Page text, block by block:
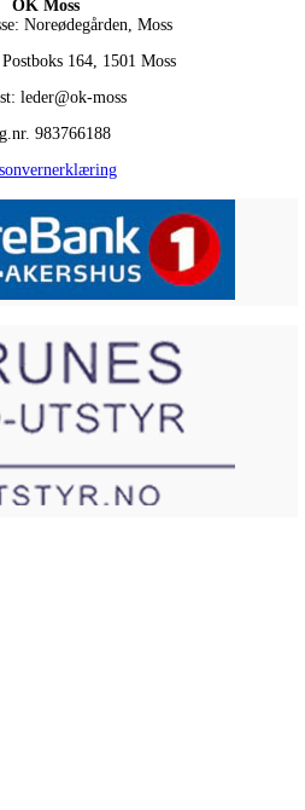
OK Moss
Noreødegården, Moss
Postboks 164, 1501 Moss
leder@ok-moss
983766188